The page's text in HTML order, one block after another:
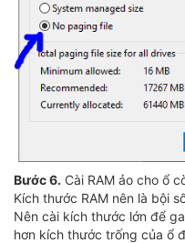
Bước 6. Cài RAM ảo cho ổ
Kích thước RAM nên là bội
Nên cài kích thước lớn để
hơn kích thước trống của ổ